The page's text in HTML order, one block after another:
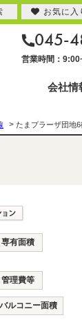
045-
営業時間：
会社情
> たまプラーザ団地
専有面積
管理費等
バルコニー面積
お気に入